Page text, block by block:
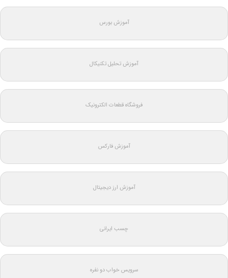
آموزش بورس
آموزش تحلیل تکنیکال
فروشگاه قطعات الکترونیک
آموزش فارکس
آموزش ارز دیجیتال
چسب ایرانی
سرویس خواب دو نفره